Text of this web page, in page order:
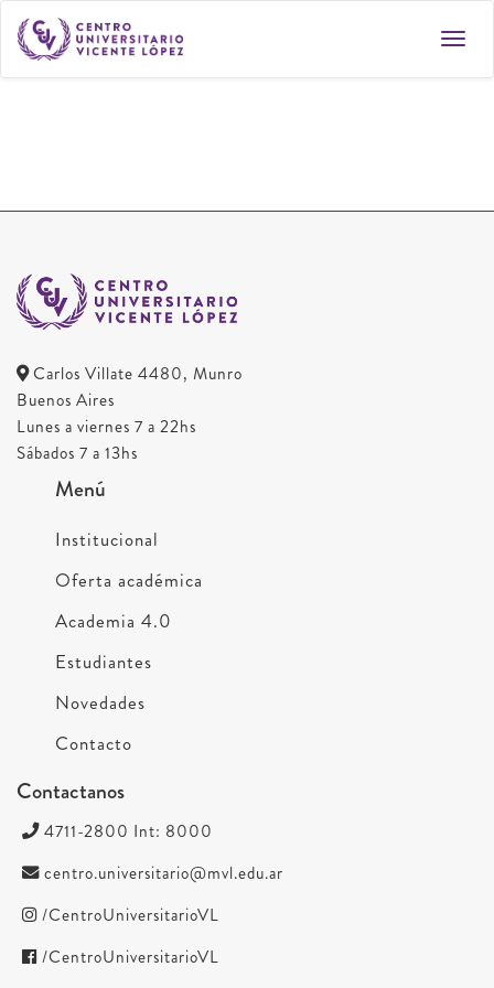
Carlos Villate 4480, Munro
Buenos Aires
Lunes a viernes 7 a 22hs
Sábados 7 a 13hs
Menú
Institucional
Oferta académica
Academia 4.0
Estudiantes
Novedades
Contacto
Contactanos
4711-2800 Int: 8000
centro.universitario@mvl.edu.ar
/CentroUniversitarioVL
/CentroUniversitarioVL